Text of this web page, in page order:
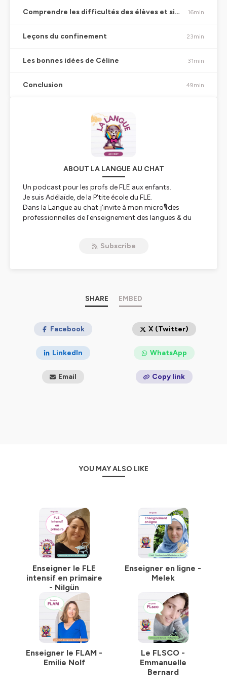
Comprendre les difficultés des élèves et simplifier notre langage 16min
Leçons du confinement 23min
Les bonnes idées de Céline 31min
Conclusion 49min
ABOUT LA LANGUE AU CHAT
Un podcast pour les profs de FLE aux enfants.
Je suis Adélaïde, de la P'tite école du FLE.
Dans la Langue au chat j'invite à mon micro🎙️des
professionnelles de l'enseignement des langues & du
AEFE, Assistante de langue, enseignement en ligne.
pour plus d'informations.
Subscribe
SHARE EMBED
Facebook X (Twitter)
LinkedIn WhatsApp
Email Copy link
YOU MAY ALSO LIKE
Enseigner le FLE
intensif en primaire
- Nilgün
Enseigner en ligne -
Melek
Enseigner le FLAM -
Emilie Nolf
Le FLSCO -
Emmanuelle
Bernard